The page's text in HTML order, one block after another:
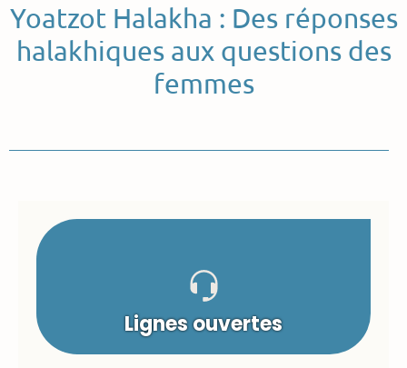
Yoatzot Halakha : Des réponses
halakhiques aux questions des
femmes
Lignes ouvertes